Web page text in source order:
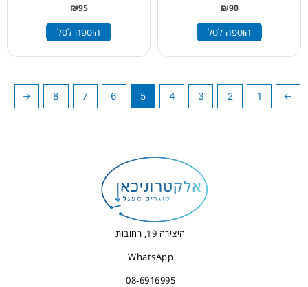
₪90
הוספה לסל
₪95
הוספה לסל
→
1
2
3
4
5
6
7
8
←
היצירה 19, רחובות
WhatsApp
08-6916995